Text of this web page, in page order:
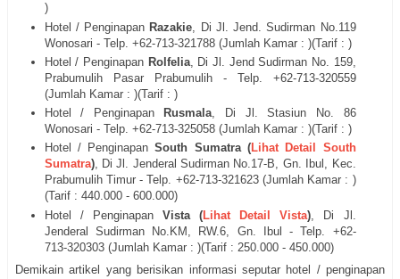
)
Hotel / Penginapan Razakie , Di Jl. Jend. Sudirman No.119
Wonosari - Telp. +62-713-321788(Jumlah Kamar : )(Tarif : )
Hotel / PenginapanRolfelia, Di Jl. Jend Sudirman No. 159,
Prabumulih Pasar Prabumulih- Telp. +62-713-320559
(Jumlah Kamar : )(Tarif : )
Hotel / PenginapanRusmala, Di Jl. Stasiun No. 86
Wonosari - Telp. +62-713-325058(Jumlah Kamar : )(Tarif : )
Hotel / Penginapan South Sumatra (Lihat Detail South
Sumatra), DiJl. Jenderal Sudirman No.17-B, Gn. Ibul, Kec.
Prabumulih Timur - Telp. +62-713-321623(Jumlah Kamar : )
(Tarif : 440.000 - 600.000)
Hotel / PenginapanVista (Lihat Detail Vista) , Di Jl.
Jenderal Sudirman No.KM, RW.6, Gn. Ibul - Telp. +62-
713-320303 (Jumlah Kamar : )(Tarif : 250.000 - 450.000)
Demikain artikel yang berisikan informasi seputar hotel / penginapan